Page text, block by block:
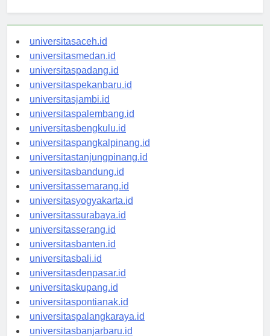
universitasaceh.id
universitasmedan.id
universitaspadang.id
universitaspekanbaru.id
universitasjambi.id
universitaspalembang.id
universitasbengkulu.id
universitaspangkalpinang.id
universitastanjungpinang.id
universitasbandung.id
universitassemarang.id
universitasyogyakarta.id
universitassurabaya.id
universitasserang.id
universitasbanten.id
universitasbali.id
universitasdenpasar.id
universitaskupang.id
universitaspontianak.id
universitaspalangkaraya.id